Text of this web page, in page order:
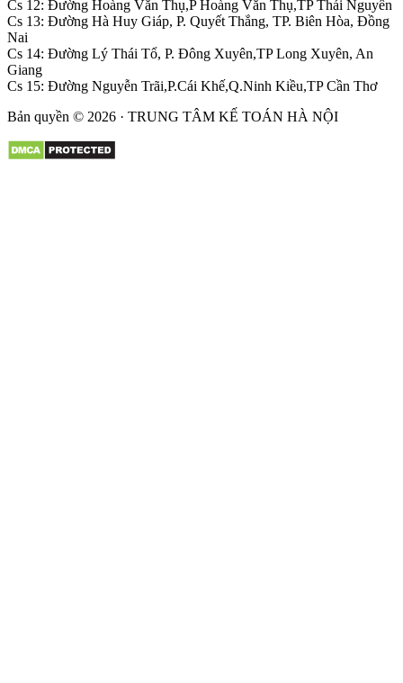
Cs 12: Đường Hoàng Văn Thụ,P Hoàng Văn Thụ,TP Thái Nguyên
Cs 13: Đường Hà Huy Giáp, P. Quyết Thắng, TP. Biên Hòa, Đồng
Nai
Cs 14: Đường Lý Thái Tổ, P. Đông Xuyên,TP Long Xuyên, An
Giang
Cs 15: Đường Nguyễn Trãi,P.Cái Khế,Q.Ninh Kiều,TP Cần Thơ
Bản quyền © 2026 · TRUNG TÂM KẾ TOÁN HÀ NỘI